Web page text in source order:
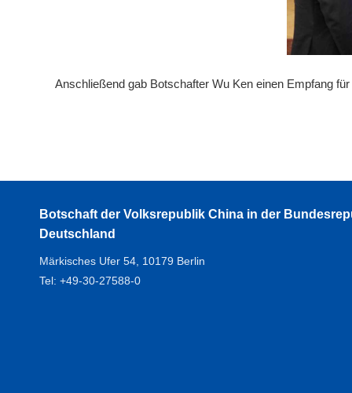
Anschließend gab Botschafter Wu Ken einen Empfang
Botschaft der Volksrepublik China in der
Deutschland
Märkisches Ufer 54, 10179 Berlin
Tel: +49-30-27588-0